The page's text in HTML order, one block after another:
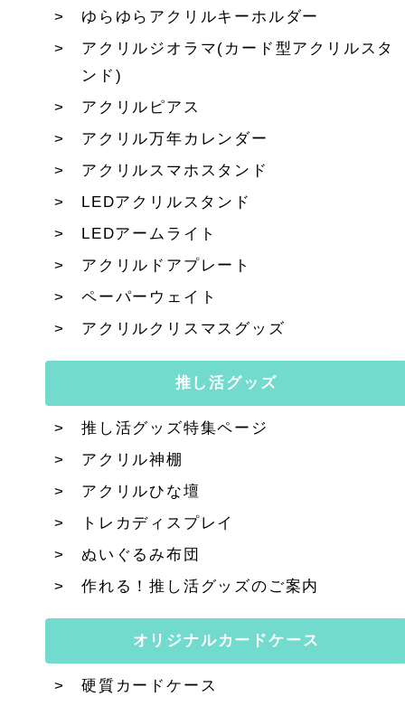
ゆらゆらアクリルキーホルダー
アクリルジオラマ(カード型アクリルスタ
ンド)
アクリルピアス
アクリル万年カレンダー
アクリルスマホスタンド
LEDアクリルスタンド
LEDアームライト
アクリルドアプレート
ペーパーウェイト
アクリルクリスマスグッズ
推し活グッズ
推し活グッズ特集ページ
アクリル神棚
アクリルひな壇
トレカディスプレイ
ぬいぐるみ布団
作れる！推し活グッズのご案内
オリジナルカードケース
硬質カードケース